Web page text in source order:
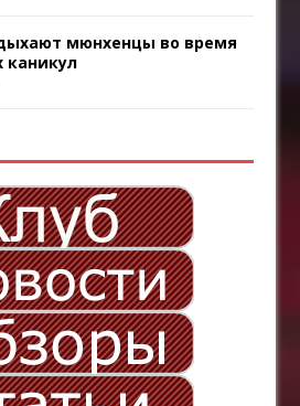
мюнхенцы во время
каникул